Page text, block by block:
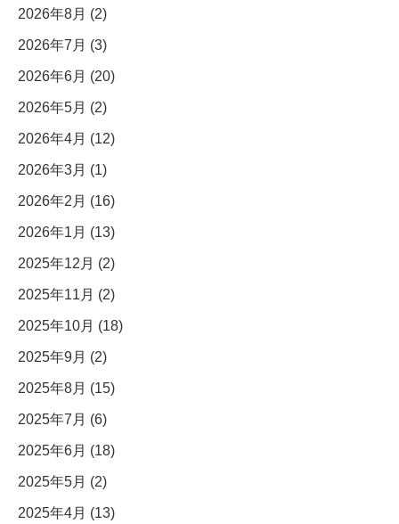
2026年8月 (2)
2026年7月 (3)
2026年6月 (20)
2026年5月 (2)
2026年4月 (12)
2026年3月 (1)
2026年2月 (16)
2026年1月 (13)
2025年12月 (2)
2025年11月 (2)
2025年10月 (18)
2025年9月 (2)
2025年8月 (15)
2025年7月 (6)
2025年6月 (18)
2025年5月 (2)
2025年4月 (13)